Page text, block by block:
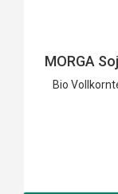
MORGA
Bio